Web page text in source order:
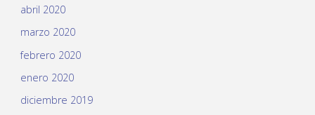
abril 2020
marzo 2020
febrero 2020
enero 2020
diciembre 2019